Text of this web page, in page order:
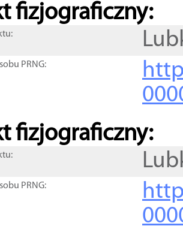
fizjograficzny:
PRNG:
fizjograficzny:
PRNG: